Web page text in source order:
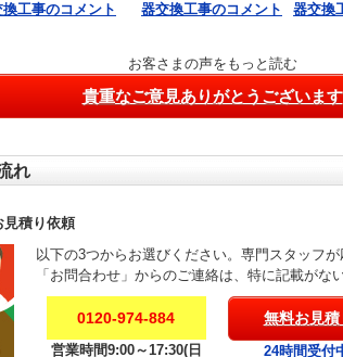
換工事のコメント
器交換工事のコメント
器交換
お客さまの声をもっと読む
貴重なご意見ありがとうございます
れ
見積り依頼
以下の3つからお選びください。専門スタッフ
「お問合わせ」からのご連絡は、特に記載がな
0120-974-884
営業時間9:00～17:30(日
無料お見積
24時間受付